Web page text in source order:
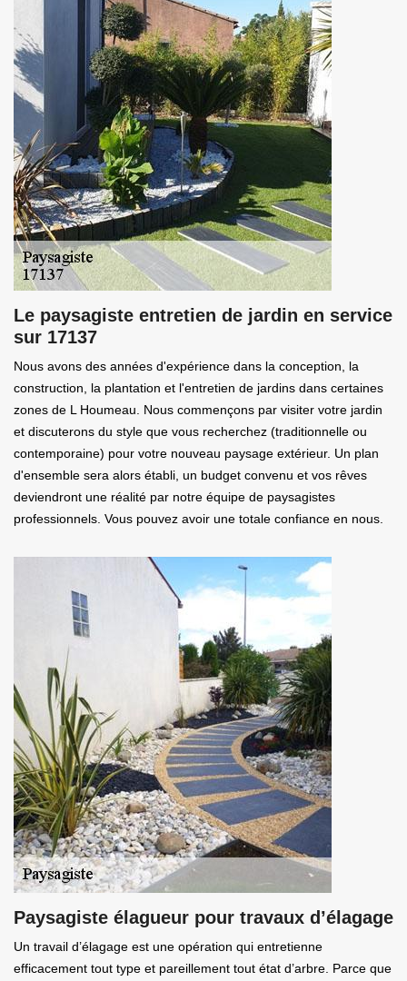
Le paysagiste entretien de jardin en service
sur 17137
Nous avons des années d'expérience dans la conception, la
construction, la plantation et l'entretien de jardins dans certaines
zones de L Houmeau. Nous commençons par visiter votre jardin
et discuterons du style que vous recherchez (traditionnelle ou
contemporaine) pour votre nouveau paysage extérieur. Un plan
d'ensemble sera alors établi, un budget convenu et vos rêves
deviendront une réalité par notre équipe de paysagistes
professionnels. Vous pouvez avoir une totale confiance en nous.
Paysagiste élagueur pour travaux d’élagage
Un travail d’élagage est une opération qui entretienne
efficacement tout type et pareillement tout état d’arbre. Parce que